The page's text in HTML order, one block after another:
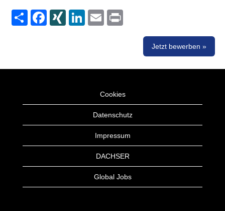
Share FacebookXING LinkedInEmail
Jetzt bewerben »
Cookies
Datenschutz
Impressum
DACHSER
Global Jobs